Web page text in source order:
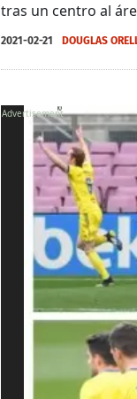
tras un centro al
2021-02-21 DOUGLAS
X